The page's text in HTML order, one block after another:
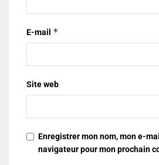
E-mail *
Site web
Enregistrer mon nom, mon e-
navigateur pour mon prochain